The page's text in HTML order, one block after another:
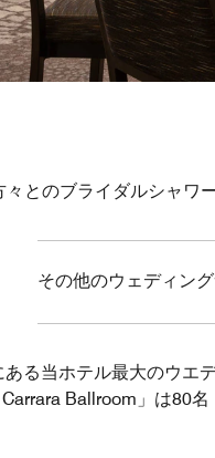
々とのブライダルシャワ
その他のウェディン
る当ホテル最大のウエ
Ballroom」は80名